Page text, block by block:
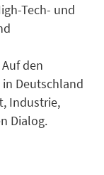
Tech- und
den
Deutschland
Industrie,
Dialog.